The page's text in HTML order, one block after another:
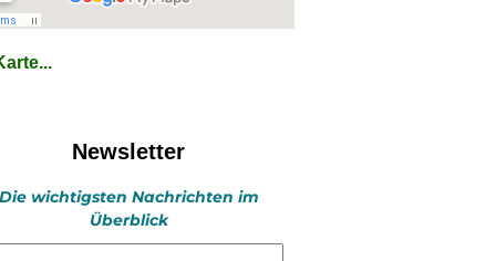
Newsletter
Die wichtigsten Nachrichten im
Überblick